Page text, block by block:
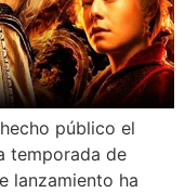
público el
temporada de
lanzamiento ha